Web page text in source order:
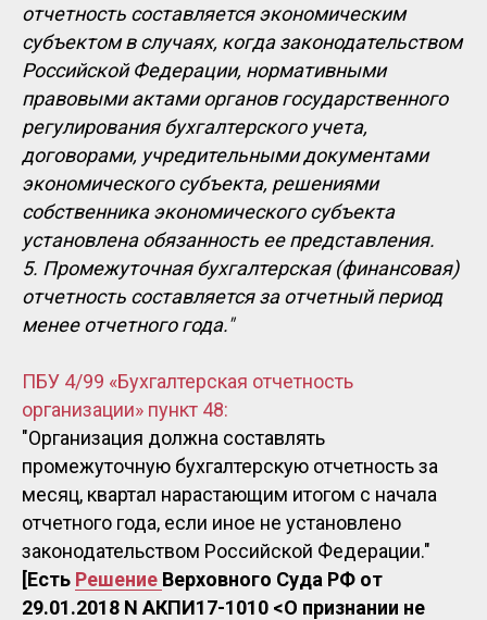
отчетность составляется экономическим
субъектом в случаях, когда законодательством
Российской Федерации, нормативными
правовыми актами органов государственного
регулирования бухгалтерского учета,
договорами, учредительными документами
экономического субъекта, решениями
собственника экономического субъекта
установлена обязанность ее представления.
5. Промежуточная бухгалтерская (финансовая)
отчетность составляется за отчетный период
менее отчетного года."
ПБУ 4/99 «Бухгалтерская отчетность
организации» пункт 48:
"Организация должна составлять
промежуточную бухгалтерскую отчетность за
месяц, квартал нарастающим итогом с начала
отчетного года, если иное не установлено
законодательством Российской Федерации."
[Есть Решение Верховного Суда РФ от
29.01.2018 N АКПИ17-1010 <О признании не